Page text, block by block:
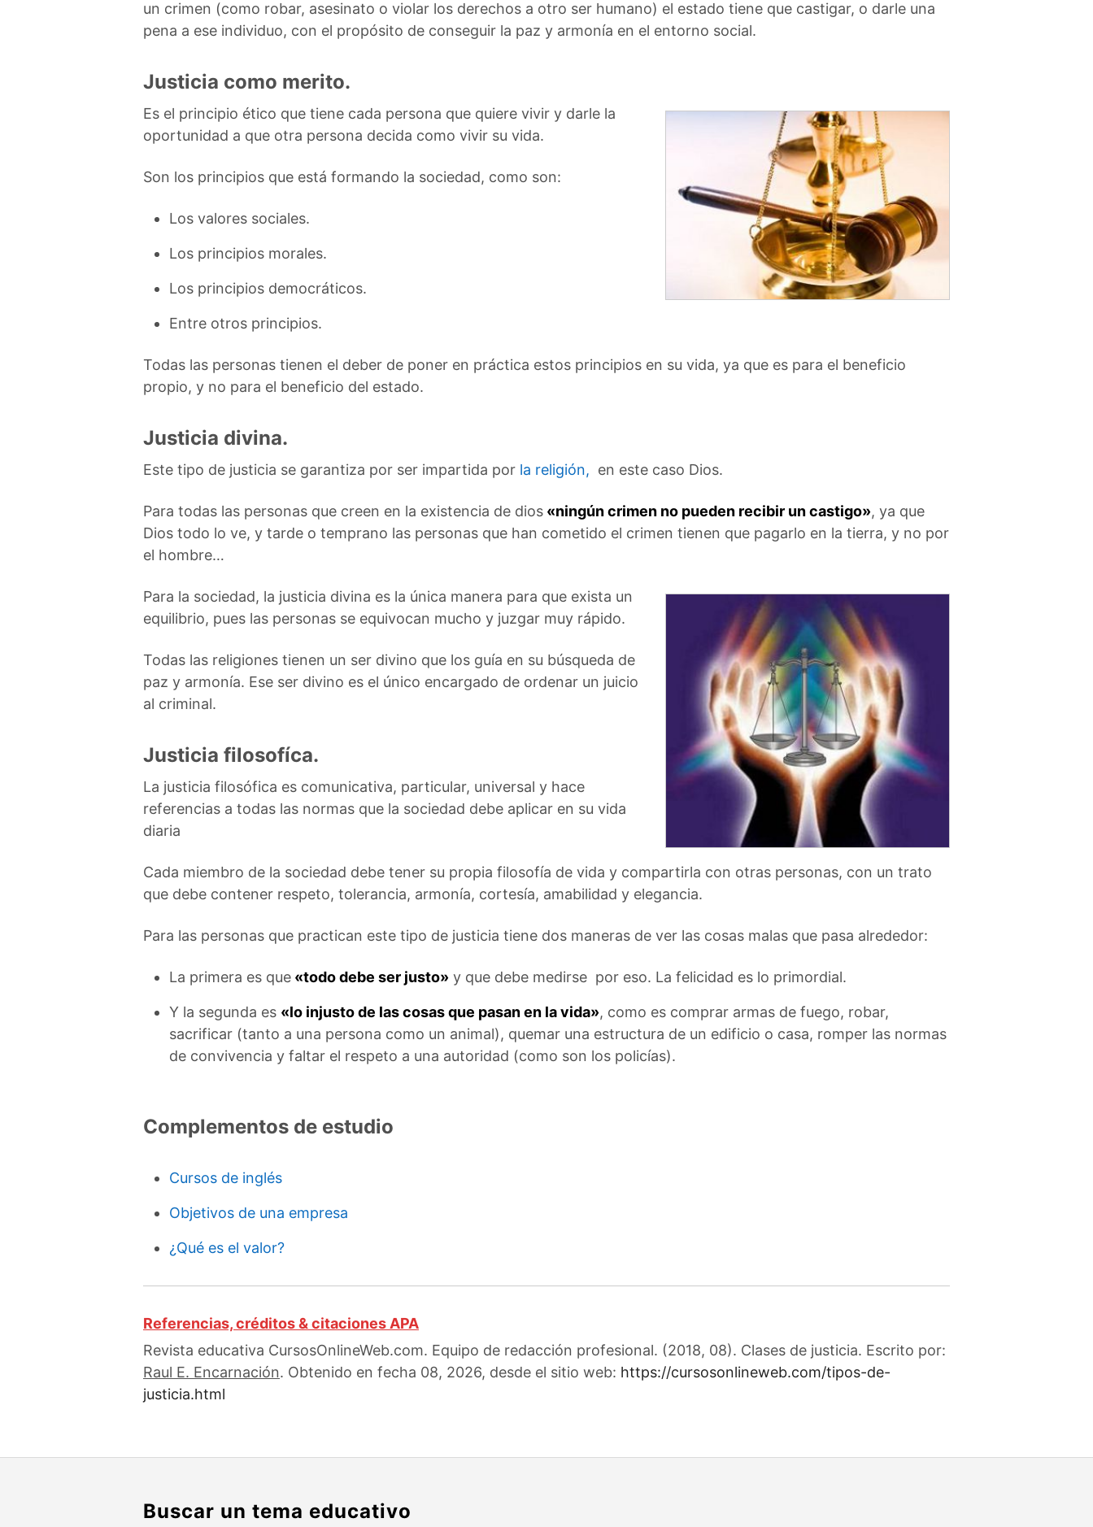
un crimen (como robar, asesinato o violar los derechos a otro ser humano) el estado tiene que castigar, o darle una
pena a ese individuo, con el propósito de conseguir la paz y armonía en el entorno social.
Justicia como merito.
Es el principio ético que tiene cada persona que quiere vivir y darle la
oportunidad a que otra persona decida como vivir su vida.
Son los principios que está formando la sociedad, como son:
Los valores sociales.
Los principios morales.
Los principios democráticos.
Entre otros principios.
Todas las personas tienen el deber de poner en práctica estos principios en su vida, ya que es para el beneficio
propio, y no para el beneficio del estado.
Justicia divina.
Este tipo de justicia se garantiza por ser impartida por la religión, en este caso Dios.
Para todas las personas que creen en la existencia de dios «ningún crimen no pueden recibir un castigo», ya que
Dios todo lo ve, y tarde o temprano las personas que han cometido el crimen tienen que pagarlo en la tierra, y no por
el hombre…
Para la sociedad, la justicia divina es la única manera para que exista un
equilibrio, pues las personas se equivocan mucho y juzgar muy rápido.
Todas las religiones tienen un ser divino que los guía en su búsqueda de
paz y armonía. Ese ser divino es el único encargado de ordenar un juicio
al criminal.
Justicia filosofíca.
La justicia filosófica es comunicativa, particular, universal y hace
referencias a todas las normas que la sociedad debe aplicar en su vida
diaria
Cada miembro de la sociedad debe tener su propia filosofía de vida y compartirla con otras personas, con un trato
que debe contener respeto, tolerancia, armonía, cortesía, amabilidad y elegancia.
Para las personas que practican este tipo de justicia tiene dos maneras de ver las cosas malas que pasa alrededor:
La primera es que «todo debe ser justo» y que debe medirse por eso. La felicidad es lo primordial.
Y la segunda es «lo injusto de las cosas que pasan en la vida», como es comprar armas de fuego, robar,
sacrificar (tanto a una persona como un animal), quemar una estructura de un edificio o casa, romper las normas
de convivencia y faltar el respeto a una autoridad (como son los policías).
Complementos de estudio
Cursos de inglés
Objetivos de una empresa
¿Qué es el valor?
Referencias, créditos & citaciones APA
Revista educativa CursosOnlineWeb.com. Equipo de redacción profesional. (2018, 08). Clases de justicia. Escrito por:
Raul E. Encarnación. Obtenido en fecha 08, 2026, desde el sitio web: https://cursosonlineweb.com/tipos-de-
justicia.html
Buscar un tema educativo